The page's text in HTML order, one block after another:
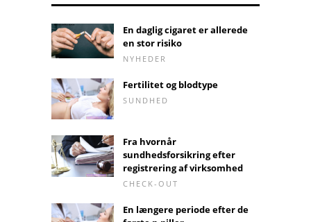
En daglig cigaret er allerede
en stor risiko
NYHEDER
Fertilitet og blodtype
SUNDHED
Fra hvornår
sundhedsforsikring efter
registrering af virksomhed
CHECK-OUT
En længere periode efter de